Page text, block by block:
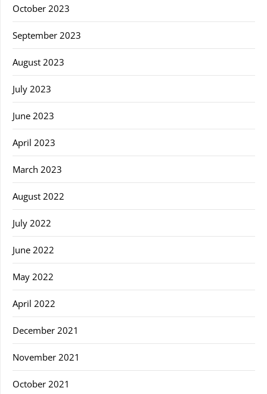
October 2023
September 2023
August 2023
July 2023
June 2023
April 2023
March 2023
August 2022
July 2022
June 2022
May 2022
April 2022
December 2021
November 2021
October 2021